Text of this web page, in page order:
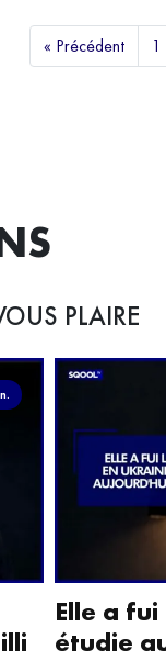
éducateurs
quotidien".
« Précédent 1
PLAIRE
Elle a
étudie